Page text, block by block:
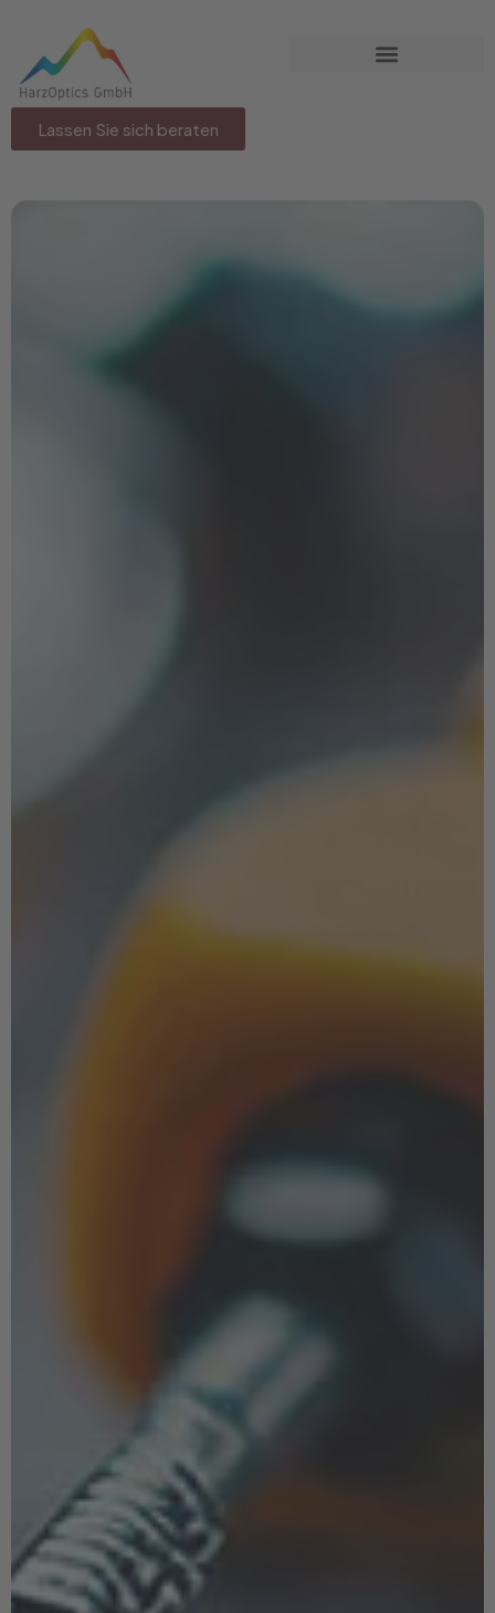
Lassen Sie sich beraten